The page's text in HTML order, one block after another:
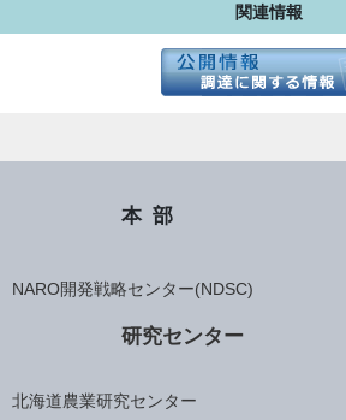
関連情報
本部
NARO開発戦略センター(NDSC)
研究センター
北海道農業研究センター